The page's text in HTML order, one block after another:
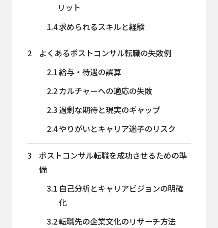
リット
1.4求められるスキルと経験
2
よくあるポストコンサル転職の失敗例
2.1給与・待遇の誤算
2.2カルチャーへの適応の失敗
2.3過剰な期待と現実のギャップ
2.4やりがいとキャリア迷子のリスク
3
ポストコンサル転職を成功させるための準
備
3.1 自己分析とキャリアビジョンの明確
化
3.2転職先の企業文化のリサーチ方法